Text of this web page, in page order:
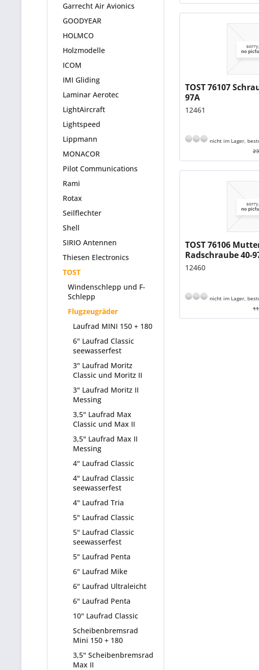
Garrecht Air Avionics
GOODYEAR
HOLMCO
Holzmodelle
ICOM
IMI Gliding
Laminar Aerotec
LightAircraft
Lightspeed
Lippmann
MONACOR
Pilot Communications
Rami
Rotax
Seilflechter
Shell
SIRIO Antennen
Thiesen Electronics
TOST
Windenschlepp und F-
Schlepp
Flugzeugräder
Laufrad MINI 150 + 180
6" Laufrad Classic
seewasserfest
3" Laufrad Moritz
Classic und Moritz II
3" Laufrad Moritz II
Messing
3,5" Laufrad Max
Classic und Max II
3,5" Laufrad Max II
Messing
4" Laufrad Classic
4" Laufrad Classic
seewasserfest
4" Laufrad Tria
5" Laufrad Classic
5" Laufrad Classic
seewasserfest
5" Laufrad Penta
6" Laufrad Mike
6" Laufrad Ultraleicht
6" Laufrad Penta
10" Laufrad Classic
Scheibenbremsrad
Mini 150 + 180
3,5" Scheibenbremsrad
Max II
TOST 76107
97A
12461
nicht im Lager,
TOST 76106
Radschraube 40-
12460
nicht im Lager,